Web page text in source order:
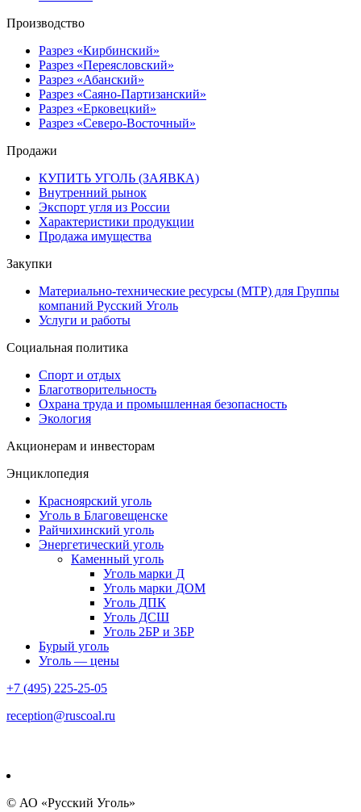
Производство
Разрез «Кирбинский»
Разрез «Переясловский»
Разрез «Абанский»
Разрез «Саяно-Партизанский»
Разрез «Ерковецкий»
Разрез «Северо-Восточный»
Продажи
КУПИТЬ УГОЛЬ (ЗАЯВКА)
Внутренний рынок
Экспорт угля из России
Характеристики продукции
Продажа имущества
Закупки
Материально-технические ресурсы (МТР) для Группы
компаний Русский Уголь
Услуги и работы
Социальная политика
Спорт и отдых
Благотворительность
Охрана труда и промышленная безопасность
Экология
Акционерам и инвесторам
Энциклопедия
Красноярский уголь
Уголь в Благовещенске
Райчихинский уголь
Энергетический уголь
Каменный уголь
Уголь марки Д
Уголь марки ДОМ
Уголь ДПК
Уголь ДСШ
Уголь 2БР и 3БР
Бурый уголь
Уголь — цены
+7 (495) 225-25-05
reception@ruscoal.ru
© АО «Русский Уголь»